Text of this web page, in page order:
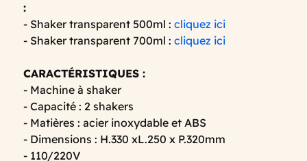
:
- Shaker transparent 500ml : cliquez ici
- Shaker transparent 700ml : cliquez ici
CARACTÉRISTIQUES :
- Machine à shaker
- Capacité : 2 shakers
- Matières : acier inoxydable et ABS
- Dimensions : H.330 xL.250 x P.320mm
- 110/220V